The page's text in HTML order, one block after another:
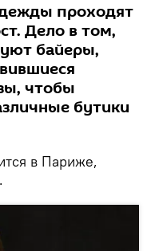
проходят
Дело в том,
байеры,
чтобы
бутики
в Париже,